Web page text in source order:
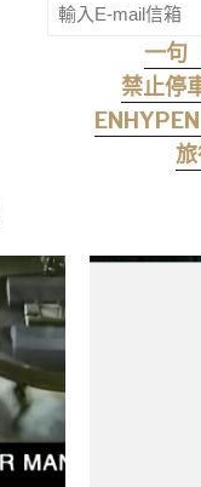
一句
禁止停